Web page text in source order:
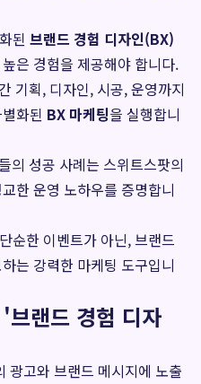
된 브랜드 경험 디자인(BX)
은 경험을 제공해야 합니다.
기획, 디자인, 시공, 운영까지
화된 BX 마케팅을 실행합니
의 성공 사례는 스위트스팟의
한 운영 노하우를 증명합니
순한 이벤트가 아닌, 브랜드
는 강력한 마케팅 도구입니
랜드 경험 디자
광고와 브랜드 메시지에 노출